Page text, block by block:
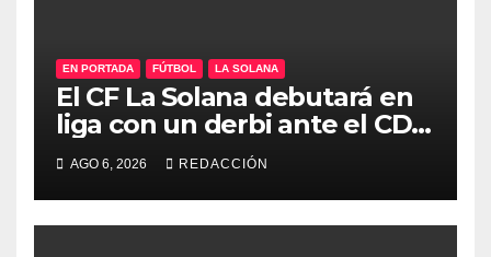
EN PORTADA FÚTBOL LA SOLANA
El CF La Solana debutará en
liga con un derbi ante el CD
Manchego Ciudad Real
AGO 6, 2026 REDACCIÓN